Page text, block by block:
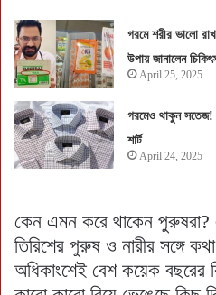
গরমে শরীর ভালো
উপায় জানালেন
April 25, 2025
গরমেও থাকুন সতেজ!
শার্ট
April 24, 2025
কেন এমন করে থাকেন
তিরিশের পুরুষ ও নারীর সঙ্গে
অধিকাংশেই বেশ কয়েক বছরের